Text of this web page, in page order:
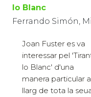
lo Blanc
Ferrando Simón,
Joan Fuster es va
interessar pel
lo Blanc' d'una
manera particular
llarg de tota la